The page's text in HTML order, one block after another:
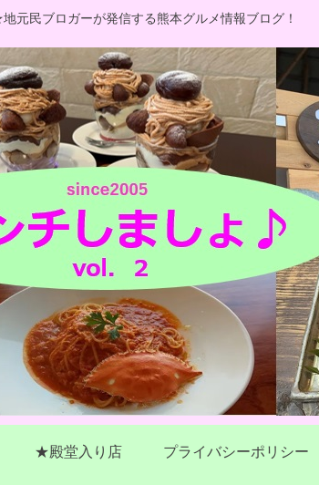
元民ブロガーが発信する熊本グルメ情報ブログ！
★殿堂入り店 プライバシーポリシー